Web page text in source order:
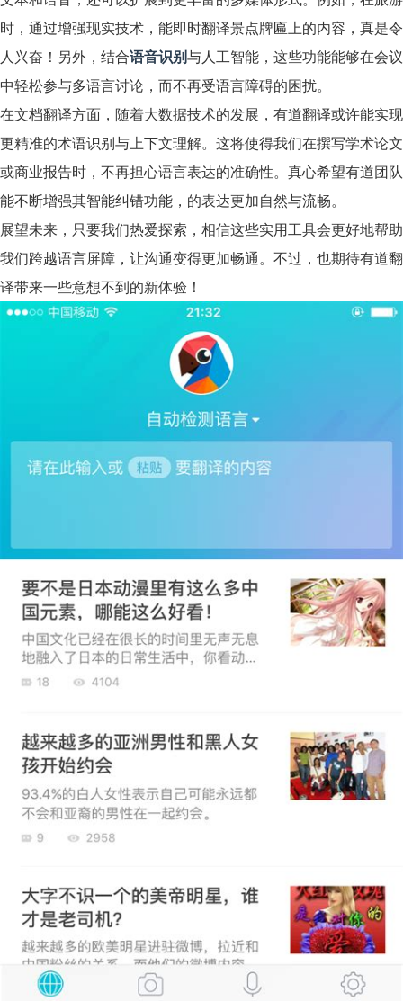
时，通过增强现实技术，能即时翻译景点牌匾上的内容，真是令
人兴奋！另外，结合语音识别与人工智能，这些功能能够在会议
中轻松参与多语言讨论，而不再受语言障碍的困扰。
在文档翻译方面，随着大数据技术的发展，有道翻译或许能实现
更精准的术语识别与上下文理解。这将使得我们在撰写学术论文
或商业报告时，不再担心语言表达的准确性。真心希望有道团队
能不断增强其智能纠错功能，的表达更加自然与流畅。
展望未来，只要我们热爱探索，相信这些实用工具会更好地帮助
我们跨越语言屏障，让沟通变得更加畅通。不过，也期待有道翻
译带来一些意想不到的新体验！